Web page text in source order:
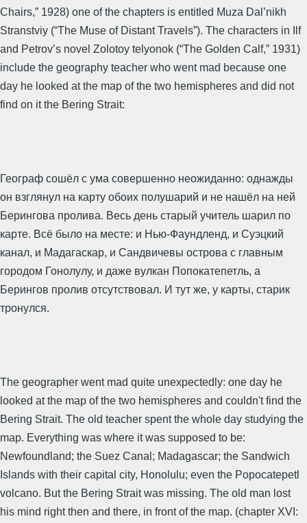
Chairs,” 1928) one of the chapters is entitled Muza Dal’nikh
Stranstviy (“The Muse of Distant Travels”). The characters in Ilf
and Petrov’s novel Zolotoy telyonok (“The Golden Calf,” 1931)
include the geography teacher who went mad because one
day he looked at the map of the two hemispheres and did not
find on it the Bering Strait:
Географ сошёл с ума совершенно неожиданно: однажды
он взглянул на карту обоих полушарий и не нашёл на ней
Берингова пролива. Весь день старый учитель шарил по
карте. Всё было на месте: и Нью-Фаундленд, и Суэцкий
канал, и Мадагаскар, и Сандвичевы острова с главным
городом Гонолулу, и даже вулкан Попокатепетль, а
Берингов пролив отсутствовал. И тут же, у карты, старик
тронулся.
The geographer went mad quite unexpectedly: one day he
looked at the map of the two hemispheres and couldn't find the
Bering Strait. The old teacher spent the whole day studying the
map. Everything was where it was supposed to be:
Newfoundland; the Suez Canal; Madagascar; the Sandwich
Islands with their capital city, Honolulu; even the Popocatepetl
volcano. But the Bering Strait was missing. The old man lost
his mind right then and there, in front of the map. (chapter XVI: